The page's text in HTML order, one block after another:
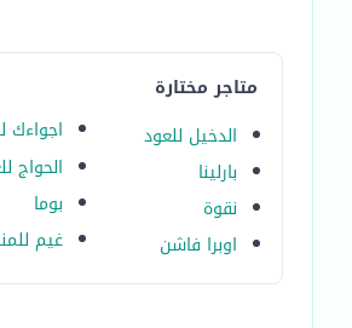
متاجر مختارة
الدخيل للعود
بارلينا
نقوة
اوبرا فاشن
اجواءك
الحواج
بوما
غيم